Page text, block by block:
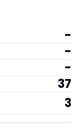
-
-
-
37
3